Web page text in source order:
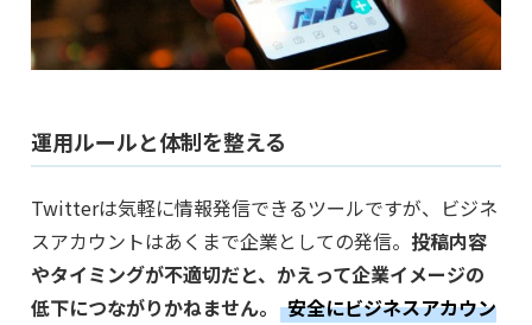
運用ルールと体制を整える
Twitterは気軽に情報発信できるツールですが、ビジネ
スアカウントはあくまで企業としての発信。 投稿内容
やタイミングが不適切だと、かえって企業イメージの
低下につながりかねません。
安全にビジネスアカウン